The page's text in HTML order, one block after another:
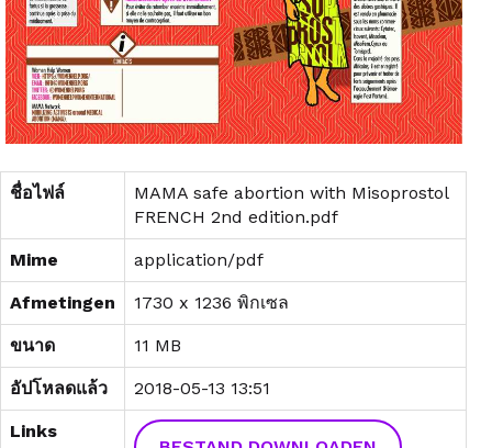
ชื่อไฟล์
MAMA safe abortion with Misoprostol
FRENCH 2nd edition.pdf
Mime application/pdf
Afmetingen 1730 x 1236 พิกเซล
ขนาด 11 MB
อัปโหลดแล้ว 2018-05-13 13:51
Links